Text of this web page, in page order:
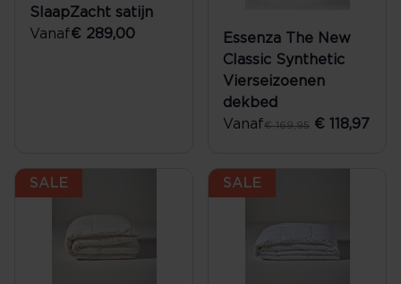
SlaapZacht satijn
Vanaf€ 289,00
Essenza The New
Classic Synthetic
Vierseizoenen
dekbed
Vanaf€ 169,95 € 118,97
SALE SALE